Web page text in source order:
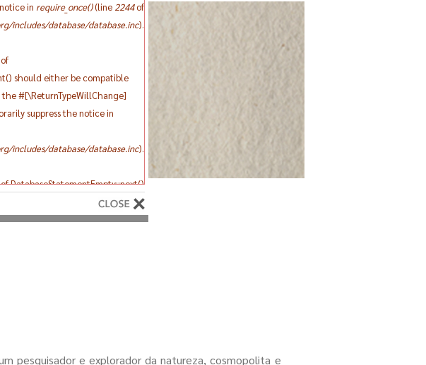
in require_once()(line 2244of
includes/database/database.inc).
should either be compatible
#[\ReturnTypeWillChange]
suppress the notice in
includes/database/database.inc).
DatabaseStatementEmpty::next()
void, or the #
should be used to temporarily
should be used to temporarily
includes/database/database.inc).
pesquisador e explorador da natureza, cosmopolita e